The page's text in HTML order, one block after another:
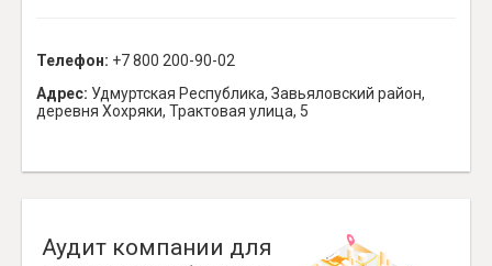
Телефон: +7 800 200-90-02
Адрес: Удмуртская Республика, Завьяловский район,
деревня Хохряки, Трактовая улица, 5
Аудит компании для